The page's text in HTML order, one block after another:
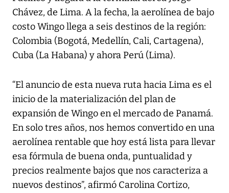
Chávez, de Lima. A la fecha, la aerolínea de bajo
costo Wingo llega a seis destinos de la región:
Colombia (Bogotá, Medellín, Cali, Cartagena),
Cuba (La Habana) y ahora Perú (Lima).
“El anuncio de esta nueva ruta hacia Lima es el
inicio de la materialización del plan de
expansión de Wingo en el mercado de Panamá.
En solo tres años, nos hemos convertido en una
aerolínea rentable que hoy está lista para llevar
esa fórmula de buena onda, puntualidad y
precios realmente bajos que nos caracteriza a
nuevos destinos”, afirmó Carolina Cortizo,